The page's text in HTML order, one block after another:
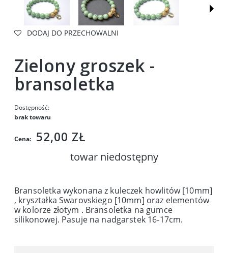
DODAJ DO PRZECHOWALNI
Zielony groszek -
bransoletka
Dostępność:
brak towaru
Cena: 52,00 ZŁ
towar niedostępny
Bransoletka wykonana z kuleczek howlitów [10mm]
, kryształka Swarovskiego [10mm] oraz elementów
w kolorze złotym . Bransoletka na gumce
silikonowej. Pasuje na nadgarstek 16-17cm.